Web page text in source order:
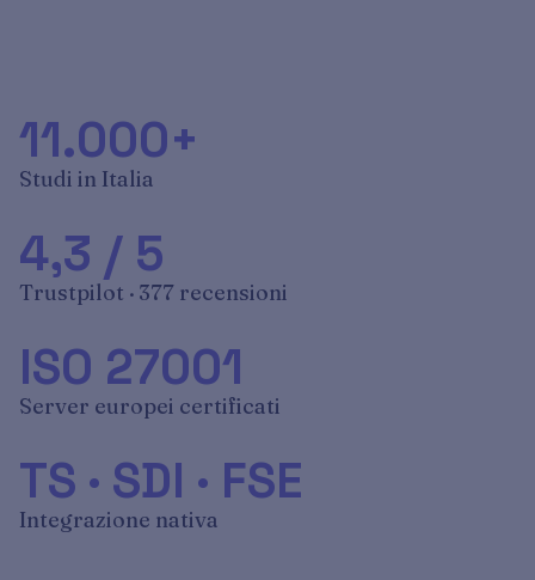
11.000+
Studi in Italia
4,3 / 5
Trustpilot · 377 recensioni
ISO 27001
Server europei certificati
TS · SDI · FSE
Integrazione nativa